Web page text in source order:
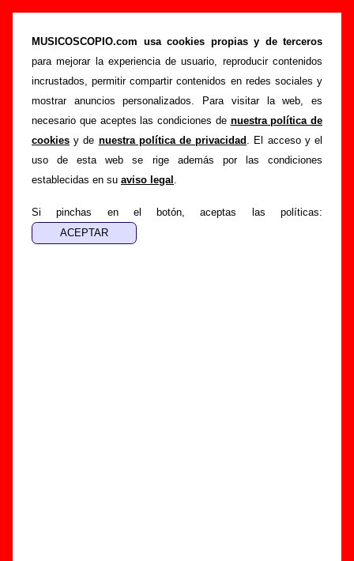
MUSICOSCOPIO.com usa cookies propias y de terceros
para mejorar la experiencia de usuario, reproducir contenidos
incrustados, permitir compartir contenidos en redes sociales y
mostrar anuncios personalizados. Para visitar la web, es
necesario que aceptes las condiciones de nuestra política de
cookies y de nuestra política de privacidad . El acceso y el
uso de esta web se rige además por las condiciones
establecidas en su aviso legal .
Si pinchas en el botón, aceptas las políticas:
“Maravilla (Fandango tropical)”, canción de Sr.
Chinarro (Letra e información)
Portada >Sr. Chinarro >Canciones
Maravilla (Fandango tropical)
Esta página pretende recopilar todo tipo de información
sobre la canción "Maravilla (Fandango tropical)
interpretada por
Sr. Chinarro
. Además de su letra, también
aparecerá información sobre el autor o los autores, sobre los
discos en los que está incluido este tema, sobre la grabación
del mismo, sobre versiones a cargo de otros grupos... Si
encuentras errores o tienes información adicional, puedes